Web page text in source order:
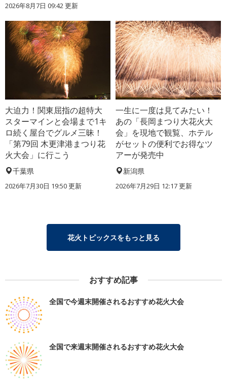
2026年8月7日 09:42 更新
大迫力！関東屈指の超特大
スターマインと会場まで1キ
ロ続く屋台でグルメ三昧！
「第79回 木更津港まつり花
火大会」に行こう
千葉県
2026年7月30日 19:50 更新
一生に一度は見てみたい！
あの「長岡まつり大花火大
会」を現地で観覧、ホテル
がセットの便利でお得なツ
アーが発売中
新潟県
2026年7月29日 12:17 更新
花火トピックスをもっと見る
おすすめ記事
全国で今週末開催されるおすすめ花火大会
全国で来週末開催されるおすすめ花火大会